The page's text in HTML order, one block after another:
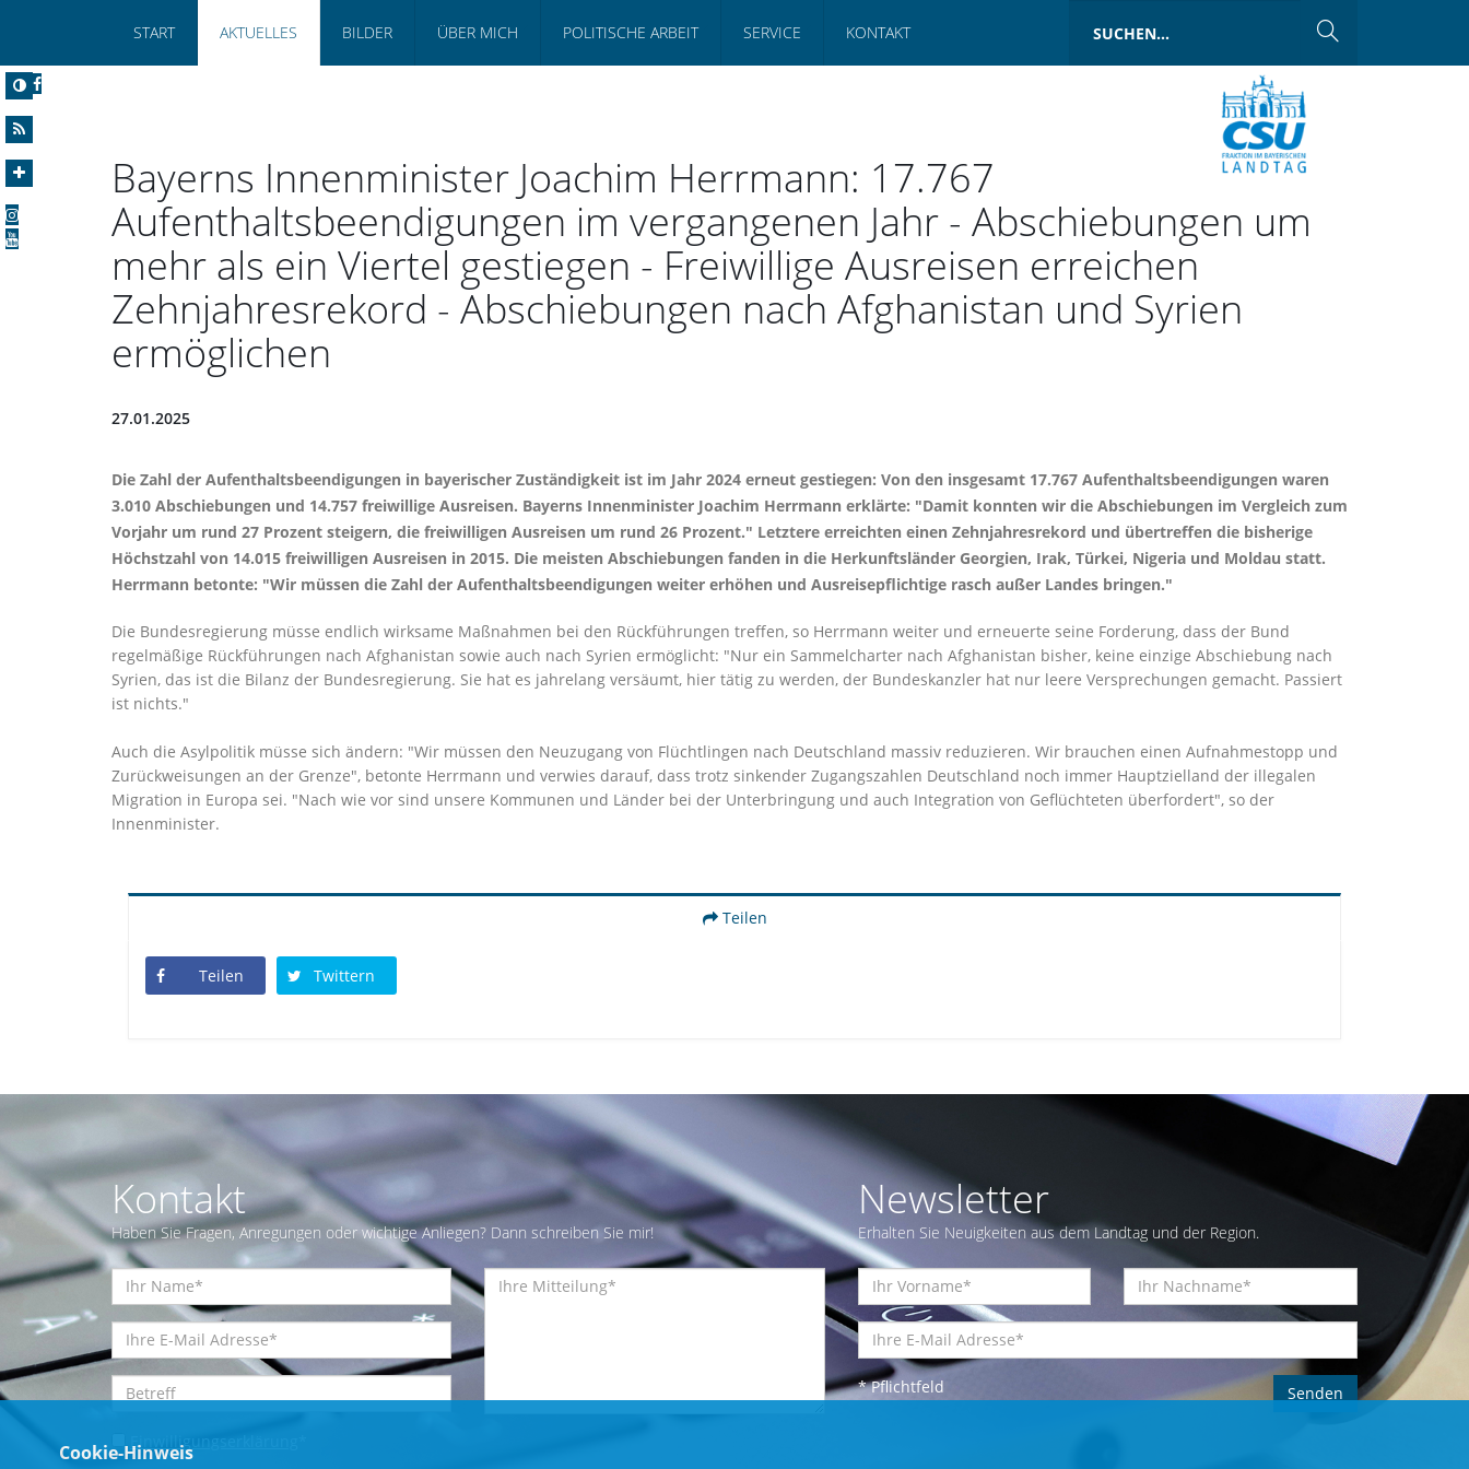
START AKTUELLES BILDER ÜBER MICH POLITISCHE ARBEIT SERVICE KONTAKT
Bayerns Innenminister Joachim Herrmann: 17.767
Aufenthaltsbeendigungen im vergangenen Jahr - Abschiebungen um
mehr als ein Viertel gestiegen - Freiwillige Ausreisen erreichen
Zehnjahresrekord - Abschiebungen nach Afghanistan und Syrien
ermöglichen
27.01.2025
Die Zahl der Aufenthaltsbeendigungen in bayerischer Zuständigkeit ist im Jahr 2024 erneut gestiegen: Von den insgesamt 17.767 Aufenthaltsbeendigungen waren
3.010 Abschiebungen und 14.757 freiwillige Ausreisen. Bayerns Innenminister Joachim Herrmann erklärte: "Damit konnten wir die Abschiebungen im Vergleich zum
Vorjahr um rund 27 Prozent steigern, die freiwilligen Ausreisen um rund 26 Prozent." Letztere erreichten einen Zehnjahresrekord und übertreffen die bisherige
Höchstzahl von 14.015 freiwilligen Ausreisen in 2015. Die meisten Abschiebungen fanden in die Herkunftsländer Georgien, Irak, Türkei, Nigeria und Moldau statt.
Herrmann betonte: "Wir müssen die Zahl der Aufenthaltsbeendigungen weiter erhöhen und Ausreisepflichtige rasch außer Landes bringen."
Die Bundesregierung müsse endlich wirksame Maßnahmen bei den Rückführungen treffen, so Herrmann weiter und erneuerte seine Forderung, dass der Bund
regelmäßige Rückführungen nach Afghanistan sowie auch nach Syrien ermöglicht: "Nur ein Sammelcharter nach Afghanistan bisher, keine einzige Abschiebung nach
Syrien, das ist die Bilanz der Bundesregierung. Sie hat es jahrelang versäumt, hier tätig zu werden, der Bundeskanzler hat nur leere Versprechungen gemacht. Passiert
ist nichts."
Auch die Asylpolitik müsse sich ändern: "Wir müssen den Neuzugang von Flüchtlingen nach Deutschland massiv reduzieren. Wir brauchen einen Aufnahmestopp und
Zurückweisungen an der Grenze", betonte Herrmann und verwies darauf, dass trotz sinkender Zugangszahlen Deutschland noch immer Hauptzielland der illegalen
Migration in Europa sei. "Nach wie vor sind unsere Kommunen und Länder bei der Unterbringung und auch Integration von Geflüchteten überfordert", so der
Innenminister.
Teilen
Teilen Twittern
Kontakt
Haben Sie Fragen, Anregungen oder wichtige Anliegen? Dann schreiben Sie mir!
Einwilligungserklärung
Newsletter
Erhalten Sie Neuigkeiten aus dem Landtag und der Region.
* Pflichtfeld
Cookie-Hinweis